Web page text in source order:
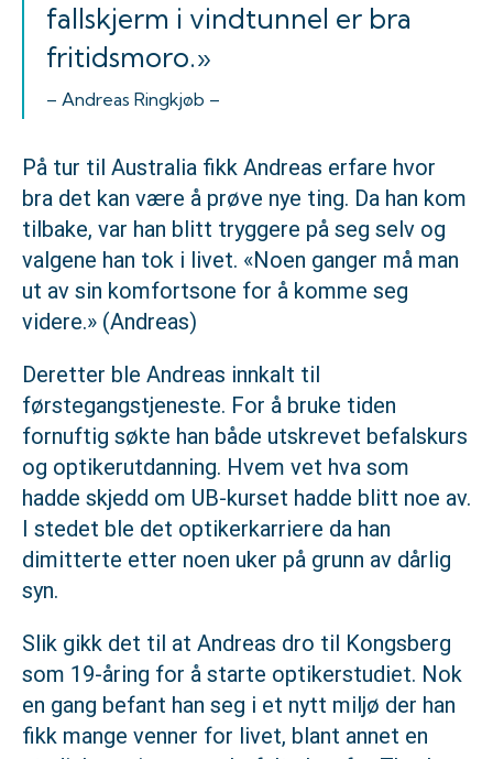
fallskjerm i vindtunnel er bra
fritidsmoro.»
– Andreas Ringkjøb –
På tur til Australia fikk Andreas erfare hvor
bra det kan være å prøve nye ting. Da han kom
tilbake, var han blitt tryggere på seg selv og
valgene han tok i livet. «Noen ganger må man
ut av sin komfortsone for å komme seg
videre.» (Andreas)
Deretter ble Andreas innkalt til
førstegangstjeneste. For å bruke tiden
fornuftig søkte han både utskrevet befalskurs
og optikerutdanning. Hvem vet hva som
hadde skjedd om UB-kurset hadde blitt noe av.
I stedet ble det optikerkarriere da han
dimitterte etter noen uker på grunn av dårlig
syn.
Slik gikk det til at Andreas dro til Kongsberg
som 19-åring for å starte optikerstudiet. Nok
en gang befant han seg i et nytt miljø der han
fikk mange venner for livet, blant annet en